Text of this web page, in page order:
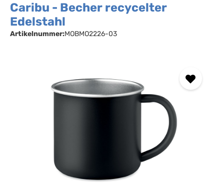
Caribu - Becher recycelter
Edelstahl
Artikelnummer:MOBMO2226-03